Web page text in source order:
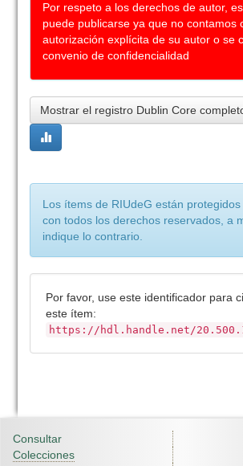
Por respeto a los derechos de autor,
puede publicarse ya que no contamos
autorización explícita de su autor o se
convenio de confidencialidad
Mostrar el registro Dublin Core
Los ítems de RIUdeG están protegidos
con todos los derechos reservados, a
indique lo contrario.
Por favor, use este identificador para
este ítem:
https://hdl.handle.net/
Consultar
Colecciones